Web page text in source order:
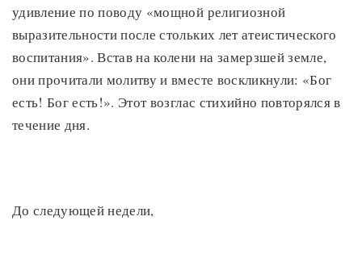
удивление по поводу «мощной религиозной
выразительности после стольких лет атеистического
воспитания». Встав на колени на замерзшей земле,
они прочитали молитву и вместе воскликнули: «Бог
есть! Бог есть!». Этот возглас стихийно повторялся в
течение дня.
До следующей недели,